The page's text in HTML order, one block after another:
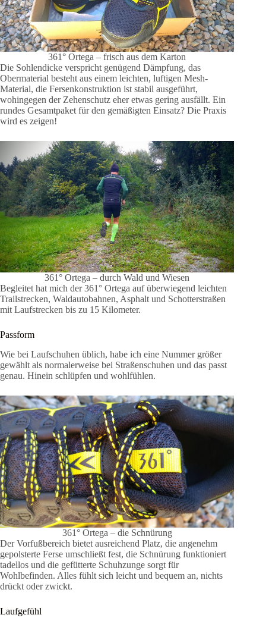
361° Ortega – frisch aus dem Karton
Die Sohlendicke verspricht genügend Dämpfung, das
Obermaterial besteht aus einem leichten, luftigen Mesh-
Material, die Fersenkonstruktion ist stabil ausgeführt,
wohingegen der Zehenschutz eher etwas gering ausfällt. Ein
rundes Gesamtpaket für den gemäßigten Einsatz? Die Praxis
wird es zeigen!
361° Ortega – durch Wald und Wiesen
Begleitet hat mich der 361° Ortega auf überwiegend leichten
Trailstrecken, Waldautobahnen, Asphalt und Schotterstraßen
mit Laufstrecken bis zu 15 Kilometer.
Passform
Wie bei Laufschuhen üblich, habe ich eine Nummer größer
gewählt als normalerweise bei Straßenschuhen und das passt
genau. Hinein schlüpfen und wohlfühlen.
361° Ortega – die Schnürung
Der Vorfußbereich bietet ausreichend Platz, die angenehm
gepolsterte Ferse umschließt fest, die Schnürung funktioniert
tadellos und die gefütterte Schuhzunge sorgt für
Wohlbefinden. Alles fühlt sich leicht und bequem an, nichts
drückt oder zwickt.
Laufgefühl